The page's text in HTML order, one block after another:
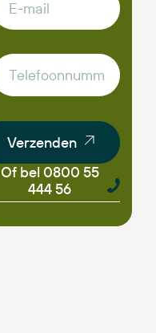
Verzenden
Of bel 0800 55
444 56